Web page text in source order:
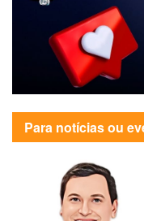
Para notícias ou